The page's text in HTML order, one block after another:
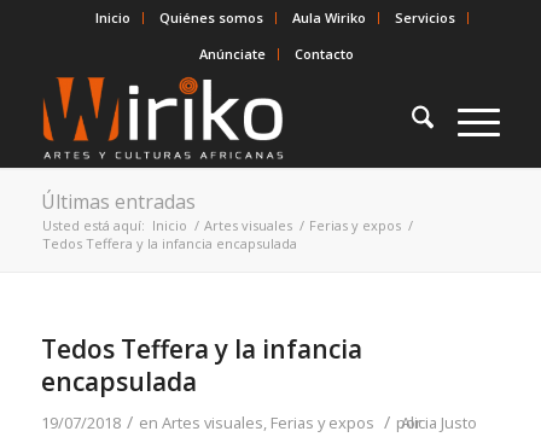
Inicio Quiénes somos Aula Wiriko
Servicios
Anúnciate
Contacto
Últimas entradas
Usted está aquí: Inicio / Artes visuales / Ferias y expos /
Tedos Teffera y la infancia encapsulada
Tedos Teffera y la infancia
encapsulada
19/07/2018 / en Artes visuales, Ferias y expos / por
Alicia Justo